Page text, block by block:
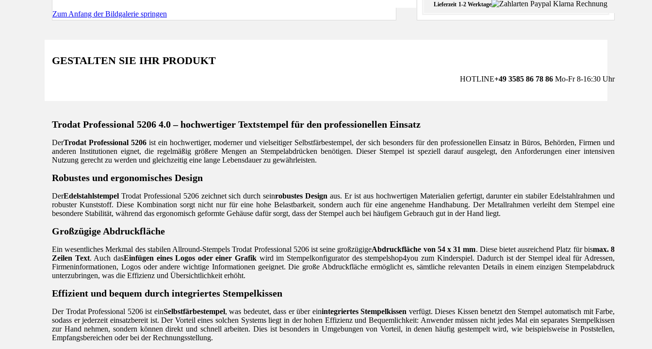
Lieferzeit 1-2 Werktage
Zum Anfang der Bildgalerie springen
GESTALTEN SIE IHR PRODUKT
HOTLINE+49 3585 86 78 86 Mo-Fr 8-16:30 Uhr
Trodat Professional 5206 4.0 – hochwertiger Textstempel für den professionellen Einsatz
DerTrodat Professional 5206ist ein hochwertiger, moderner und vielseitiger Selbstfärbestempel, der sich besonders für den professionellen Einsatz in Büros, Behörden, Firmen und
anderen Institutionen eignet, die regelmäßig größere Mengen an Stempelabdrücken benötigen. Dieser Stempel ist speziell darauf ausgelegt, den Anforderungen einer intensiven
Nutzung gerecht zu werden und gleichzeitig eine lange Lebensdauer zu gewährleisten.
Robustes und ergonomisches Design
DerEdelstahlstempel Trodat Professional 5206 zeichnet sich durch seinrobustes Design aus. Er ist aus hochwertigen Materialien gefertigt, darunter ein stabiler Edelstahlrahmen und
robuster Kunststoff. Diese Kombination sorgt nicht nur für eine hohe Belastbarkeit, sondern auch für eine angenehme Handhabung. Der Metallrahmen verleiht dem Stempel eine
besondere Stabilität, während das ergonomisch geformte Gehäuse dafür sorgt, dass der Stempel auch bei häufigem Gebrauch gut in der Hand liegt.
Großzügige Abdruckfläche
Ein wesentliches Merkmal des stabilen Allround-Stempels Trodat Professional 5206 ist seine großzügigeAbdruckfläche von 54 x 31 mm. Diese bietet ausreichend Platz für bismax. 8
Zeilen Text. Auch dasEinfügen eines Logos oder einer Grafik wird im Stempelkonfigurator des stempelshop4you zum Kinderspiel. Dadurch ist der Stempel ideal für Adressen,
Firmeninformationen, Logos oder andere wichtige Informationen geeignet. Die große Abdruckfläche ermöglicht es, sämtliche relevanten Details in einem einzigen Stempelabdruck
unterzubringen, was die Effizienz und Übersichtlichkeit erhöht.
Effizient und bequem durch integriertes Stempelkissen
Der Trodat Professional 5206 ist einSelbstfärbestempel, was bedeutet, dass er über einintegriertes Stempelkissen verfügt. Dieses Kissen benetzt den Stempel automatisch mit Farbe,
sodass er jederzeit einsatzbereit ist. Der Vorteil eines solchen Systems liegt in der hohen Effizienz und Bequemlichkeit: Anwender müssen nicht jedes Mal ein separates Stempelkissen
zur Hand nehmen, sondern können direkt und schnell arbeiten. Dies ist besonders in Umgebungen von Vorteil, in denen häufig gestempelt wird, wie beispielsweise in Poststellen,
Empfangsbereichen oder bei der Rechnungsstellung.